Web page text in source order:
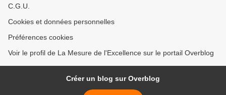
C.G.U.
Cookies et données personnelles
Préférences cookies
Voir le profil de La Mesure de l'Excellence sur le portail Overblog
Créer un blog sur Overblog